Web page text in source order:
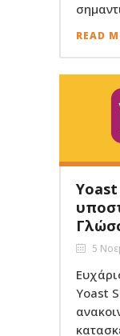
READ
Yoast
5
Yoast